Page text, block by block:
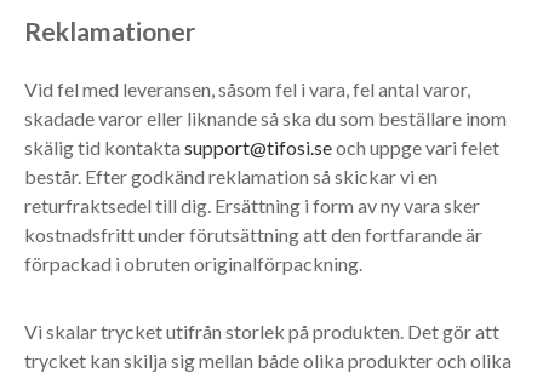
Reklamationer
Vid fel med leveransen, såsom fel i vara, fel antal varor,
skadade varor eller liknande så ska du som beställare inom
skälig tid kontakta support@tifosi.seoch uppge vari felet
består. Efter godkänd reklamation så skickar vi en
returfraktsedel till dig. Ersättning i form av ny vara sker
kostnadsfritt under förutsättning att den fortfarande är
förpackad i obruten originalförpackning.
Vi skalar trycket utifrån storlek på produkten. Det gör att
trycket kan skilja sig mellan både olika produkter och olika